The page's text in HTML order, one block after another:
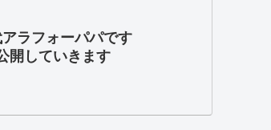
ラフォーパパです
開していきます